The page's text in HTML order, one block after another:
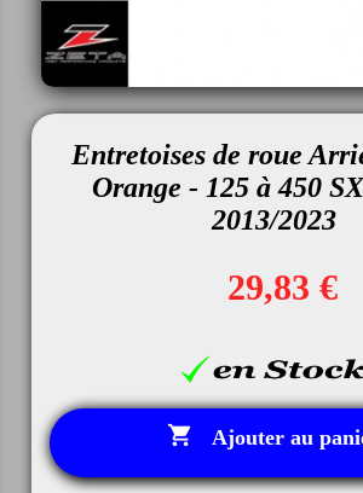
Entretoises de roue
Orange - 125 à 450
2013/2023
29,83 €
 Ajouter au